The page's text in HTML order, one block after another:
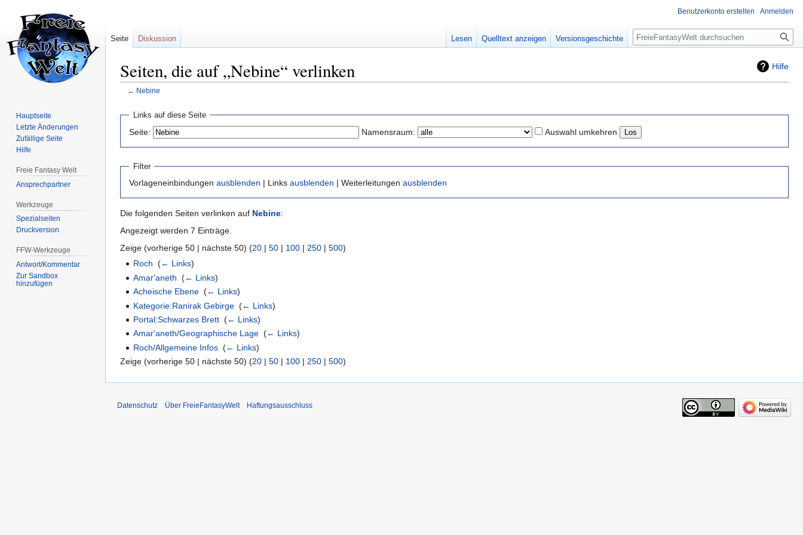
Hilfe
Seiten, die auf „Nebine“ verlinken
← Nebine
Navigation
springen
springen
Links auf diese Seite
Seite: Namensraum: Auswahl umkehren
Filter
Vorlageneinbindungen ausblenden | Links ausblenden | Weiterleitungen ausblenden
Die folgenden Seiten verlinken auf Nebine:
Angezeigt werden 7 Einträge.
Zeige (vorherige 50 | nächste 50) (20 | 50 | 100 | 250 | 500)
Roch ‎(← Links)
Amar'aneth ‎(← Links)
Acheische Ebene ‎(← Links)
Kategorie:Ranirak Gebirge ‎(← Links)
Portal:Schwarzes Brett ‎(← Links)
Amar'aneth/Geographische Lage ‎(← Links)
Roch/Allgemeine Infos ‎(← Links)
Zeige (vorherige 50 | nächste 50) (20 | 50 | 100 | 250 | 500)
Benutzerkonto erstellen Anmelden
Seite Diskussion Lesen Quelltext anzeigen Versionsgeschichte
Suche
Hauptseite
Letzte Änderungen
Zufällige Seite
Hilfe
Freie Fantasy Welt
Ansprechpartner
Werkzeuge
Spezialseiten
Druckversion
FFW-Werkzeuge
Antwort/Kommentar
Zur Sandbox
hinzufügen
Datenschutz Über FreieFantasyWelt Haftungsausschluss